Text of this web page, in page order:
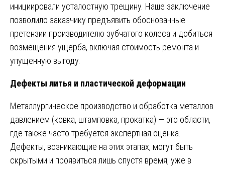
инициировали усталостную трещину. Наше заключение
позволило заказчику предъявить обоснованные
претензии производителю зубчатого колеса и добиться
возмещения ущерба, включая стоимость ремонта и
упущенную выгоду.
Дефекты литья и пластической деформации
Металлургическое производство и обработка металлов
давлением (ковка, штамповка, прокатка) — это области,
где также часто требуется экспертная оценка.
Дефекты, возникающие на этих этапах, могут быть
скрытыми и проявиться лишь спустя время, уже в